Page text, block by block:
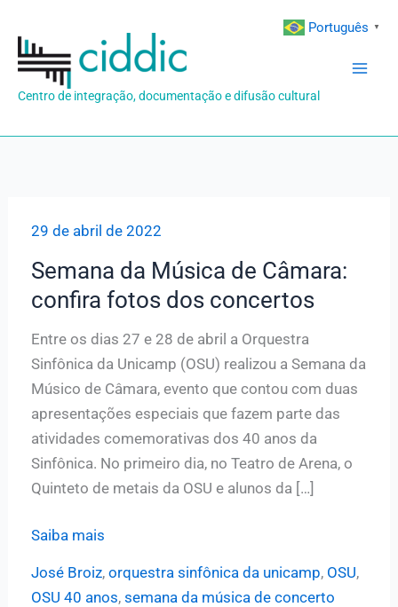
para
conteúdo
Centro de integração, documentação e difusão cultural
29 de abril de 2022
Semana da Música de Câmara:
confira fotos dos concertos
Entre os dias 27 e 28 de abril a Orquestra
Sinfônica da Unicamp (OSU) realizou a Semana da
Músico de Câmara, evento que contou com duas
apresentações especiais que fazem parte das
atividades comemorativas dos 40 anos da
Sinfônica. No primeiro dia, no Teatro de Arena, o
Quinteto de metais da OSU e alunos da […]
Semana
Saiba mais
José Broiz, orquestra sinfônica da unicamp, OSU,
OSU 40 anos, semana da música de concerto
Português ▼